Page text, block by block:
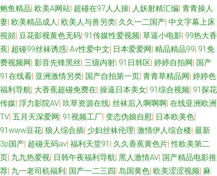
鲍鱼精品| 欧美A网站| 超碰在97人人操| 人妖射精汇编| 青青操人
妻| 欧美精品成人| 欧美人与兽另类| 久久一二国产| 中文字幕上床
視頻| 豆花影视黄色无码| 91传媒性爱视频| 草逼小电影| 99热大香
蕉| 超碰99丝袜诱惑| Av性爱中文| 日本爱爱网| 精品精品99| 91免
费视频网| 影音先锋黑丝| 三级内射| 91日韩区| 婷婷自拍网| 国产
91在线看| 亚洲激情另类| 国产自拍第一页| 青青草精品网| 婷婷色
福利导航| 大香蕉超碰免费在| 操逼日本美女| 91综合视频| 91探花
传媒| 浮力影院AV| 玖草资源在线| 丝袜后入啊啊啊| 在线亚洲欧洲
TV| 五月天深爱网| 91视频工厂| 变态伪娘自慰| 日本欧美色|
91www豆花| 狼人综合插| 少妇丝袜伦理| 激情伊人综合楼| 最新
3p国产| 超碰无码av| 福利天堂91 | 久久香蕉黄色片|性欧美第二
页| 九九热爱视| 日韩午夜福利导航| 黑人激情AV| 国产精品电影推
荐| 九一老司机福利| 国产一二三四| 岛国黄色| 欧美涩涩视频| 麻